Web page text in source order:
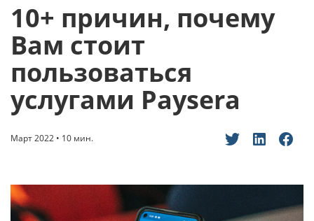
10+ причин, почему
Вам стоит
пользоваться
услугами Paysera
Март 2022 • 10 мин.